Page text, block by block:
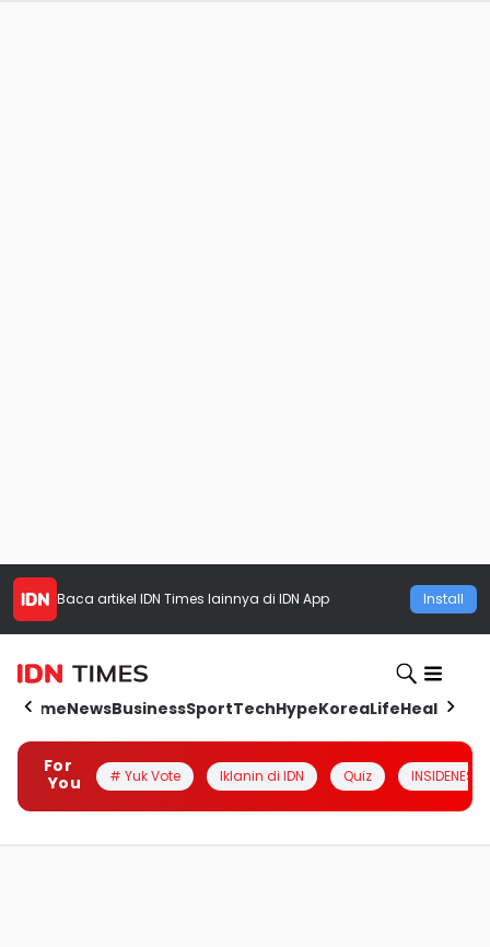
Baca artikel IDN Times lainnya di IDN App Install
HomeNewsBusinessSportTechHypeKoreaLifeHealth
For
You
# Yuk Vote Iklanin di IDN Quiz INSIDENESIA